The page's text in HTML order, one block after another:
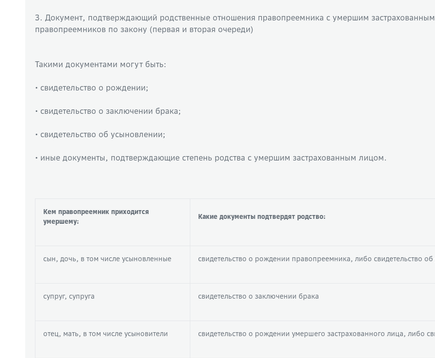
3. Документ, подтверждающий родственные отношения правопреемника с умершим
правопреемников по закону (первая и вторая очереди)
Такими документами могут быть:
• свидетельство о рождении;
• свидетельство о заключении брака;
• свидетельство об усыновлении;
• иные документы, подтверждающие степень родства с умершим застрахованным лицом.
Кем правопреемник приходится
умершему:
Какие документы подтвердят родство:
сын, дочь, в том числе усыновленные свидетельство о рождении правопреемника, либо свидетельство
супруг, супруга свидетельство о заключении брака
отец, мать, в том числе усыновители свидетельство о рождении умершего застрахованного лица, либо